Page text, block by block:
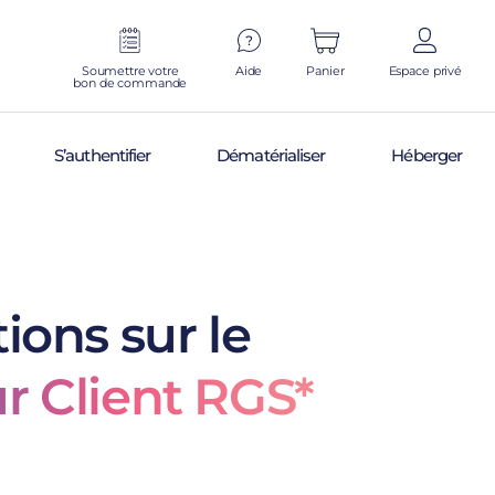
Soumettre votre
bon de commande
Aide Panier Espace privé
S’authentifier Dématérialiser Héberger
sur le
Client RGS*